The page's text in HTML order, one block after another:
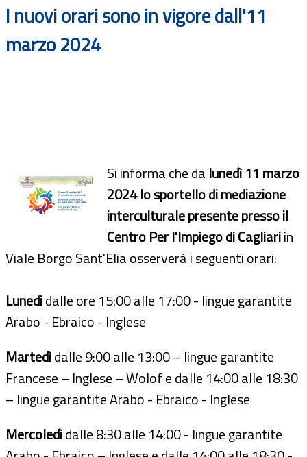
I nuovi orari sono in vigore dall'11
marzo 2024
Si informa che da lunedì 11 marzo
2024 lo sportello di mediazione
interculturale presente presso il
Centro Per l'Impiego di Cagliariin
Viale Borgo Sant'Elia osserverà i seguenti orari:
Lunedidalle ore 15:00 alle 17:00 - lingue garantite
Arabo - Ebraico - Inglese
Martedìdalle 9:00 alle 13:00 – lingue garantite
Francese – Inglese – Wolof e dalle 14:00 alle 18:30
– lingue garantite Arabo - Ebraico - Inglese
Mercoledìdalle 8:30 alle 14:00 - lingue garantite